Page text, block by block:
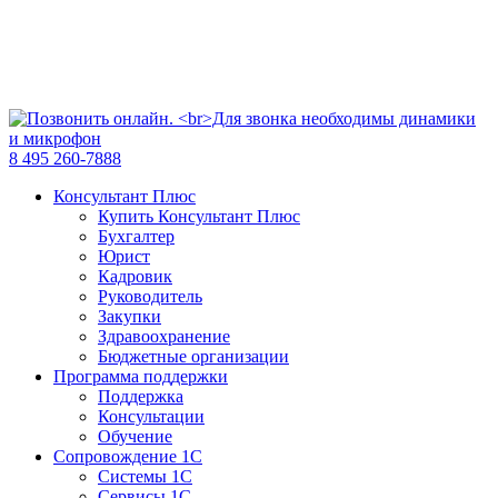
8 495 260-7888
Консультант Плюс
Купить Консультант Плюс
Бухгалтер
Юрист
Кадровик
Руководитель
Закупки
Здравоохранение
Бюджетные организации
Программа поддержки
Поддержка
Консультации
Обучение
Сопровождение 1С
Системы 1С